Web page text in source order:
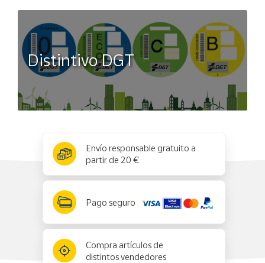
Distintivo DGT
Envío responsable gratuito a
partir de 20 €
Pago seguro
Compra artículos de
distintos vendedores